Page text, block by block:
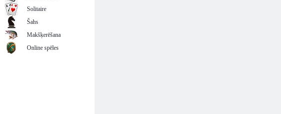
Solitaire
Šahs
Makšķerēšana
Online spēles